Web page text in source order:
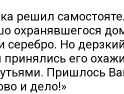
решил
охранявшегося
серебро. Но
принялись его
Пришлось
и дело!»